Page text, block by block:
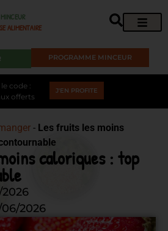
MINCEUR
ALIMENTAIRE
PROGRAMME MINCEUR
code :
offerts
J'EN PROFITE
- Les fruits les moins
caloriques : top
2026